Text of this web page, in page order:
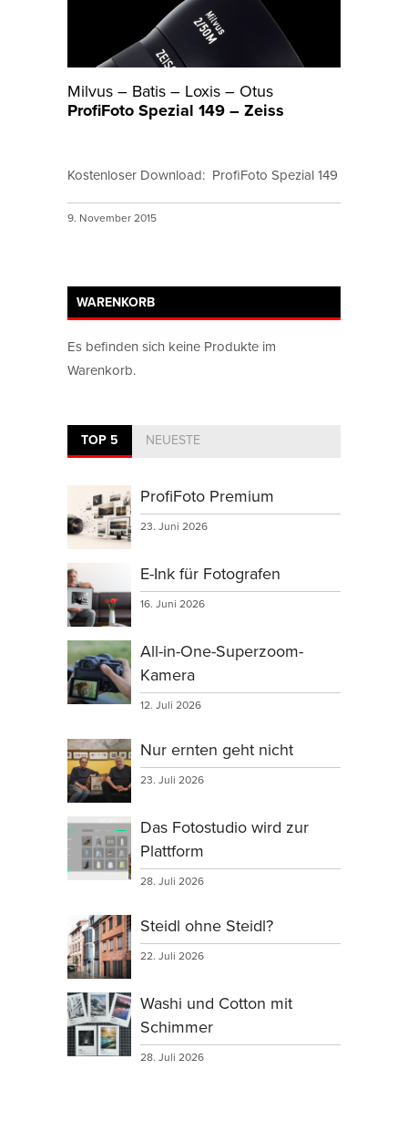
Milvus – Batis – Loxis – Otus
ProfiFoto Spezial 149 – Zeiss
Kostenloser Download: ProfiFoto Spezial 149
9. November 2015
WARENKORB
Es befinden sich keine Produkte im
Warenkorb.
TOP 5 NEUESTE
ProfiFoto Premium
23. Juni 2026
E-Ink für Fotografen
16. Juni 2026
All-in-One-Superzoom-
Kamera
12. Juli 2026
Nur ernten geht nicht
23. Juli 2026
Das Fotostudio wird zur
Plattform
28. Juli 2026
Steidl ohne Steidl?
22. Juli 2026
Washi und Cotton mit
Schimmer
28. Juli 2026